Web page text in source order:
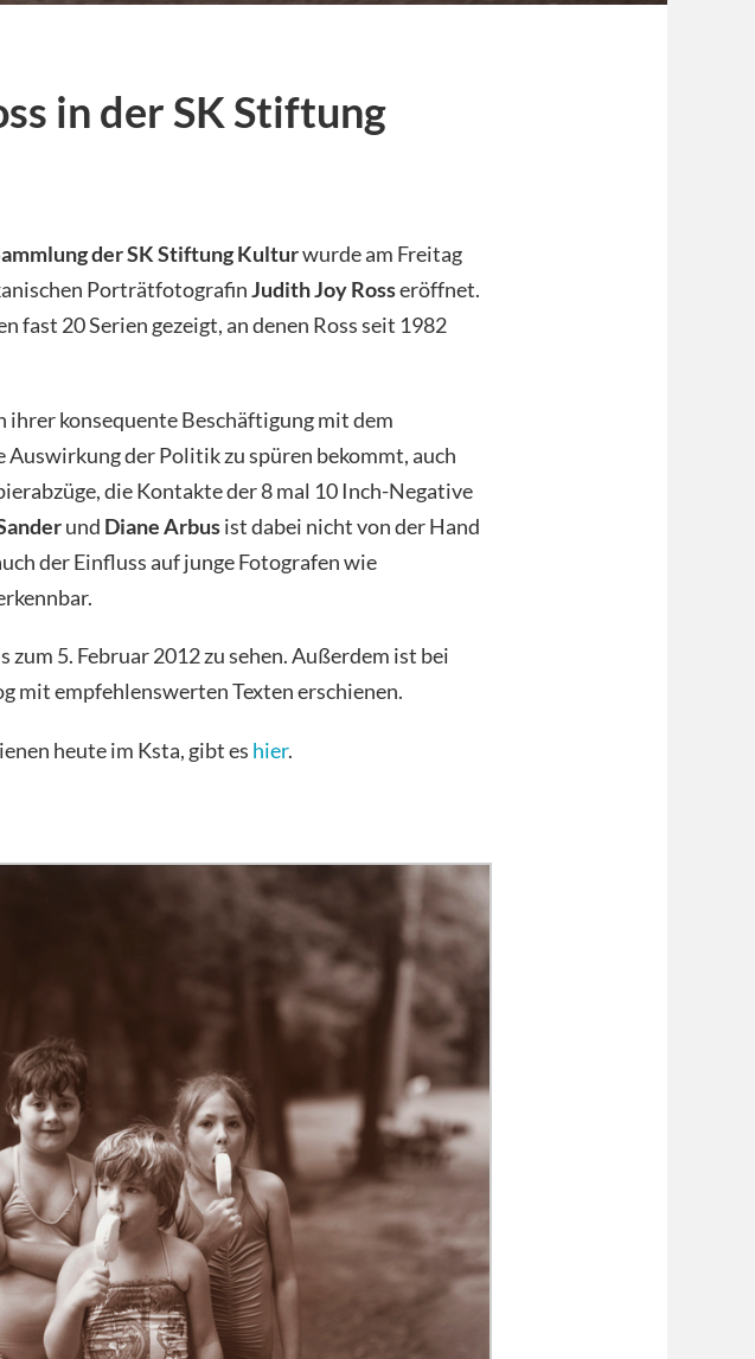
in der SK Stiftung
der SK Stiftung Kulturwurde am Freitag
PorträtfotografinJudith Joy Rosseröffnet.
fast 20 Serien gezeigt, an denen Ross seit 1982
ihrer konsequente Beschäftigung mit dem
der Politik zu spüren bekommt, auch
die Kontakte der 8 mal 10 Inch-Negative
und Diane Arbusist dabei nicht von der Hand
der Einfluss auf junge Fotografen wie
zum 5. Februar 2012 zu sehen. Außerdem ist bei
mit empfehlenswerten Texten erschienen.
heute im Ksta, gibt es hier.